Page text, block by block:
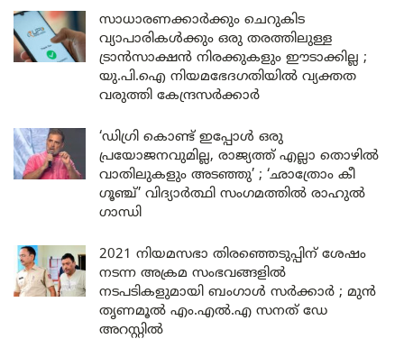
സാധാരണക്കാർക്കും ചെറുകിട
വ്യാപാരികൾക്കും ഒരു തരത്തിലുള്ള
ട്രാൻസാക്ഷൻ നിരക്കുകളും ഈടാക്കില്ല ;
യു.പി.ഐ നിയമഭേദഗതിയിൽ വ്യക്തത
വരുത്തി കേന്ദ്രസർക്കാർ
‘ഡിഗ്രി കൊണ്ട് ഇപ്പോൾ ഒരു
പ്രയോജനവുമില്ല, രാജ്യത്ത് എല്ലാ തൊഴിൽ
വാതിലുകളും അടഞ്ഞു’ ; ‘ഛാത്രോം കീ
ഗൂഞ്ച്’ വിദ്യാർത്ഥി സംഗമത്തിൽ രാഹുൽ
ഗാന്ധി
2021 നിയമസഭാ തിരഞ്ഞെടുപ്പിന് ശേഷം
നടന്ന അക്രമ സംഭവങ്ങളിൽ
നടപടികളുമായി ബംഗാൾ സർക്കാർ ; മുൻ
തൃണമൂൽ എം.എൽ.എ സനത് ഡേ
അറസ്റ്റിൽ